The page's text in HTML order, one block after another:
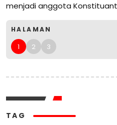
menjadi anggota
HALAMAN
1 2 3
TAG